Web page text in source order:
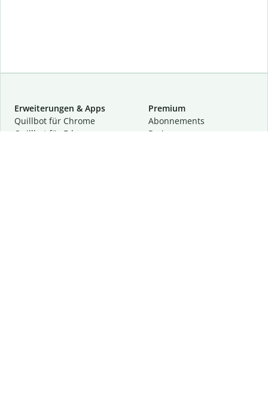
Erweiterungen & Apps
Quillbot für Chrome
Quillbot für Edge
Premium
Abon­ne­ments
Preise